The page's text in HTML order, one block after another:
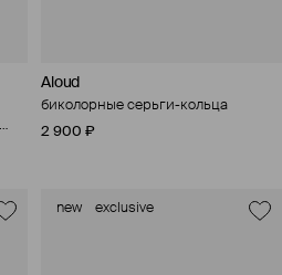
Aloud
биколорные серьги-кольца
2 900 ₽
new exclusive